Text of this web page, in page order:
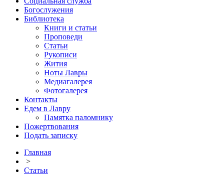
Богослужения
Библиотека
Книги и статьи
Проповеди
Статьи
Рукописи
Жития
Ноты Лавры
Медиагалерея
Фотогалерея
Контакты
Едем в Лавру
Памятка паломнику
Пожертвования
Подать записку
Главная
>
Статьи